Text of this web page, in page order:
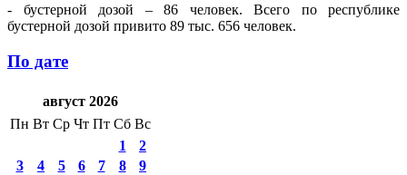
- бустерной дозой – 86 человек. Всего по республике
бустерной дозой привито 89 тыс. 656 человек.
По дате
август 2026
Пн Вт Ср Чт Пт Сб Вс
1
2
3
4 5 6 7 8
9